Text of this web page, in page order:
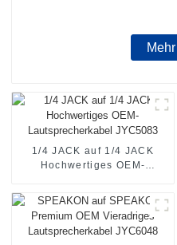
1/4 JACK auf 1/4 JACK
Hochwertiges OEM-